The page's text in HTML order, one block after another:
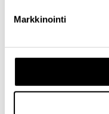
Markkinointi